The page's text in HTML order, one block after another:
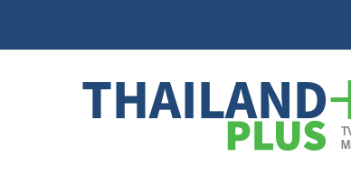
content